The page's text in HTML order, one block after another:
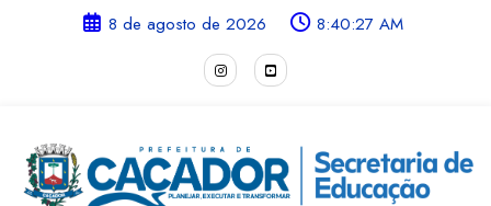
8 de agosto de 2026 8:40:28 AM